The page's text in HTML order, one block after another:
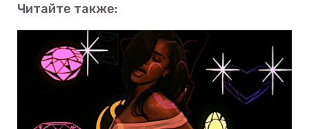
Читайте также: